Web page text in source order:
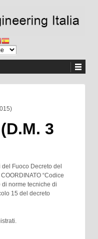
3
Fuoco Decreto del
“Codice
norme tecniche di
15 del decreto